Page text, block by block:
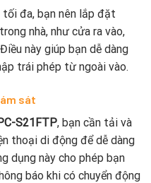
đa, bạn nên lắp đặt
nhà, như cửa ra vào,
này giúp bạn dễ dàng
trái phép từ ngoài vào.
sát
S21FTP, bạn cần tải và
thoại di động để dễ dàng
dụng này cho phép bạn
báo khi có chuyển động